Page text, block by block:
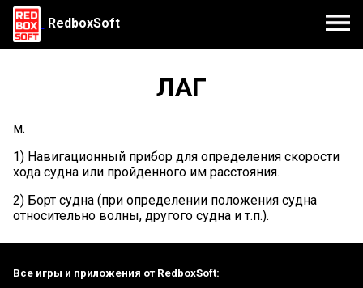
RedboxSoft
ЛАГ
м.
1) Навигационный прибор для определения скорости
хода судна или пройденного им расстояния.
2) Борт судна (при определении положения судна
относительно волны, другого судна и т.п.).
Все игры и приложения от RedboxSoft: